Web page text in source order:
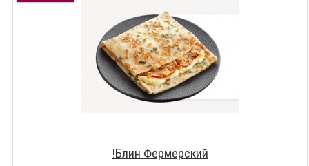
!Блин Фермерский